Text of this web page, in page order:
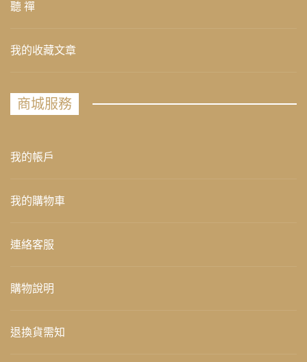
聽 禪
我的收藏文章
商城服務
我的帳戶
我的購物車
連絡客服
購物說明
退換貨需知